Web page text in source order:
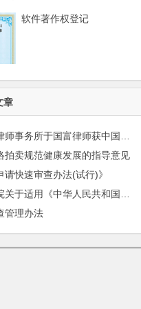
软件著作权登记
章
拍卖规范健康发展的指导意见
请快速审查办法(试行)》
管理办法